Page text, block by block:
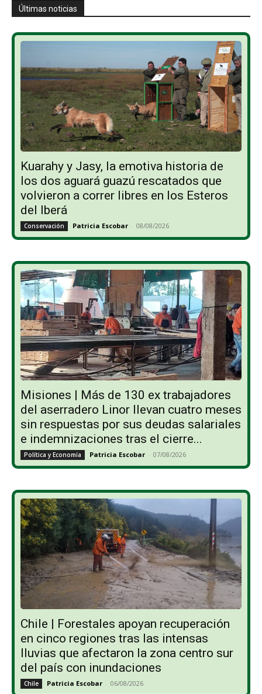
Últimas noticias
Kuarahy y Jasy, la emotiva historia de
los dos aguará guazú rescatados que
volvieron a correr libres en los Esteros
del Iberá
Conservación Patricia Escobar - 08/08/2026
Misiones | Más de 130 ex trabajadores
del aserradero Linor llevan cuatro meses
sin respuestas por sus deudas salariales
e indemnizaciones tras el cierre...
Política y Economía Patricia Escobar - 07/08/2026
Chile | Forestales apoyan recuperación
en cinco regiones tras las intensas
lluvias que afectaron la zona centro sur
del país con inundaciones
Chile Patricia Escobar - 06/08/2026